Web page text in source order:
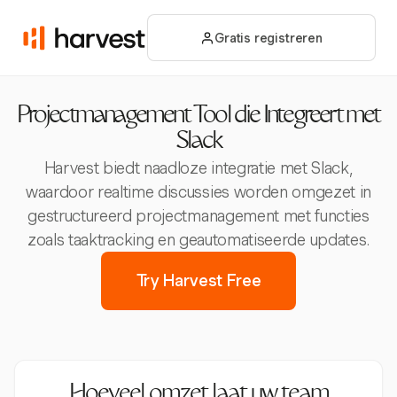
Gratis registreren
Projectmanagement Tool die Integreert met
Slack
Harvest biedt naadloze integratie met Slack,
waardoor realtime discussies worden omgezet in
gestructureerd projectmanagement met functies
zoals taaktracking en geautomatiseerde updates.
Try Harvest Free